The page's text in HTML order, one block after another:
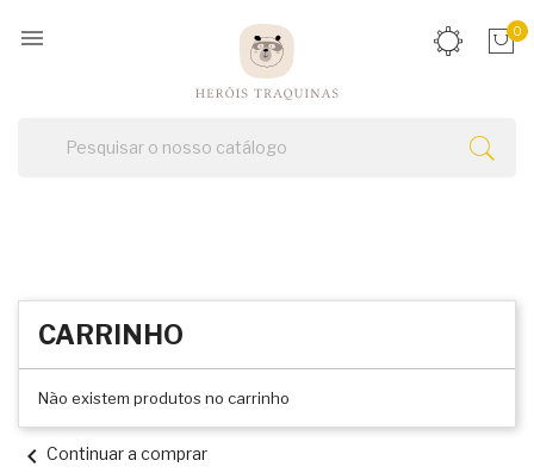
 0
CARRINHO
Não existem produtos no carrinho
chevron_left Continuar a comprar